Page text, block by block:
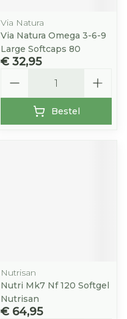
Via Natura
Via Natura Omega 3-6-9
Large Softcaps 80
€ 32,95
Bestel
Nutrisan
Nutri Mk7 Nf 120 Softgel
Nutrisan
€ 64,95